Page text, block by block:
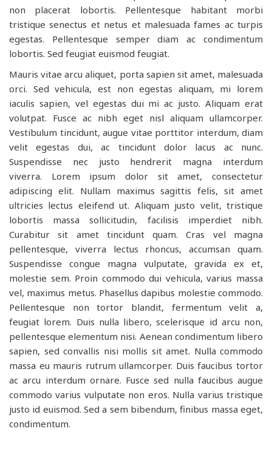
non placerat lobortis. Pellentesque habitant morbi
tristique senectus et netus et malesuada fames ac turpis
egestas. Pellentesque semper diam ac condimentum
lobortis. Sed feugiat euismod feugiat.
Mauris vitae arcu aliquet, porta sapien sit amet, malesuada
orci. Sed vehicula, est non egestas aliquam, mi lorem
iaculis sapien, vel egestas dui mi ac justo. Aliquam erat
volutpat. Fusce ac nibh eget nisl aliquam ullamcorper.
Vestibulum tincidunt, augue vitae porttitor interdum, diam
velit egestas dui, ac tincidunt dolor lacus ac nunc.
Suspendisse nec justo hendrerit magna interdum
viverra. Lorem ipsum dolor sit amet, consectetur
adipiscing elit. Nullam maximus sagittis felis, sit amet
ultricies lectus eleifend ut. Aliquam justo velit, tristique
lobortis massa sollicitudin, facilisis imperdiet nibh.
Curabitur sit amet tincidunt quam. Cras vel magna
pellentesque, viverra lectus rhoncus, accumsan quam.
Suspendisse congue magna vulputate, gravida ex et,
molestie sem. Proin commodo dui vehicula, varius massa
vel, maximus metus. Phasellus dapibus molestie commodo.
Pellentesque non tortor blandit, fermentum velit a,
feugiat lorem. Duis nulla libero, scelerisque id arcu non,
pellentesque elementum nisi. Aenean condimentum libero
sapien, sed convallis nisi mollis sit amet. Nulla commodo
massa eu mauris rutrum ullamcorper. Duis faucibus tortor
ac arcu interdum ornare. Fusce sed nulla faucibus augue
commodo varius vulputate non eros. Nulla varius tristique
justo id euismod. Sed a sem bibendum, finibus massa eget,
condimentum.